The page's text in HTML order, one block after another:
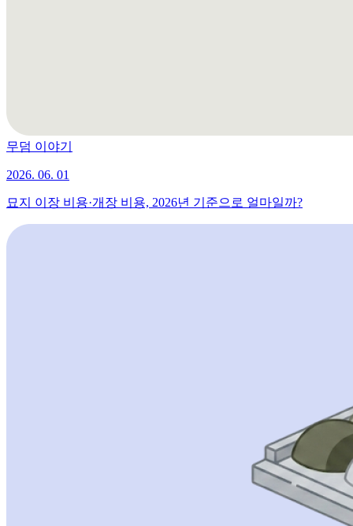
무덤 이야기
2026. 06. 01
묘지 이장 비용·개장 비용, 2026년 기준으로 얼마일까?